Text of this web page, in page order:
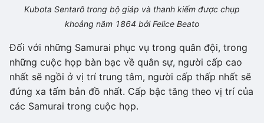
Kubota Sentarô trong bộ giáp và thanh kiếm được chụp
khoảng năm 1864 bởi Felice Beato
Đối với những Samurai phục vụ trong quân đội, trong
những cuộc họp bàn bạc về quân sự, người cấp cao
nhất sẽ ngồi ở vị trí trung tâm, người cấp thấp nhất sẽ
đứng xa tấm bản đồ nhất. Cấp bậc tăng theo vị trí của
các Samurai trong cuộc họp.